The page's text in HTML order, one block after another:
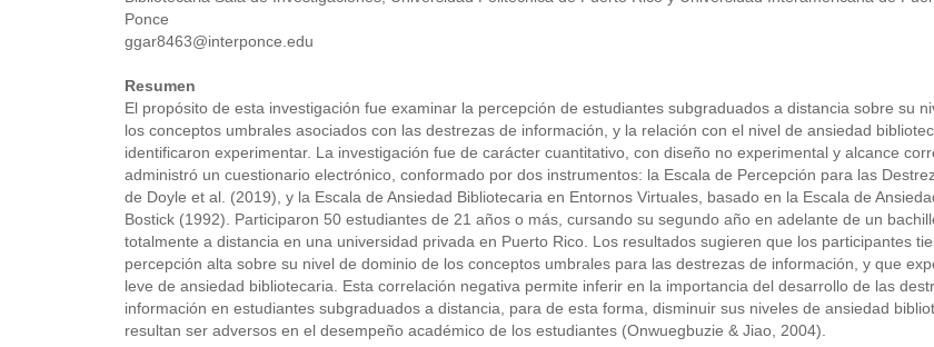
Ponce
ggar8463@interponce.edu
Resumen
El propósito de esta investigación fue examinar la percepción de estudiantes subgraduados a distancia sobre su
los conceptos umbrales asociados con las destrezas de información, y la relación con el nivel de ansiedad
identificaron experimentar. La investigación fue de carácter cuantitativo, con diseño no experimental y alcance
administró un cuestionario electrónico, conformado por dos instrumentos: la Escala de Percepción para las
de Doyle et al. (2019), y la Escala de Ansiedad Bibliotecaria en Entornos Virtuales, basado en la Escala de
Bostick (1992). Participaron 50 estudiantes de 21 años o más, cursando su segundo año en adelante de un
totalmente a distancia en una universidad privada en Puerto Rico. Los resultados sugieren que los participantes
percepción alta sobre su nivel de dominio de los conceptos umbrales para las destrezas de información, y que
leve de ansiedad bibliotecaria. Esta correlación negativa permite inferir en la importancia del desarrollo de las
información en estudiantes subgraduados a distancia, para de esta forma, disminuir sus niveles de ansiedad
resultan ser adversos en el desempeño académico de los estudiantes (Onwuegbuzie & Jiao, 2004).